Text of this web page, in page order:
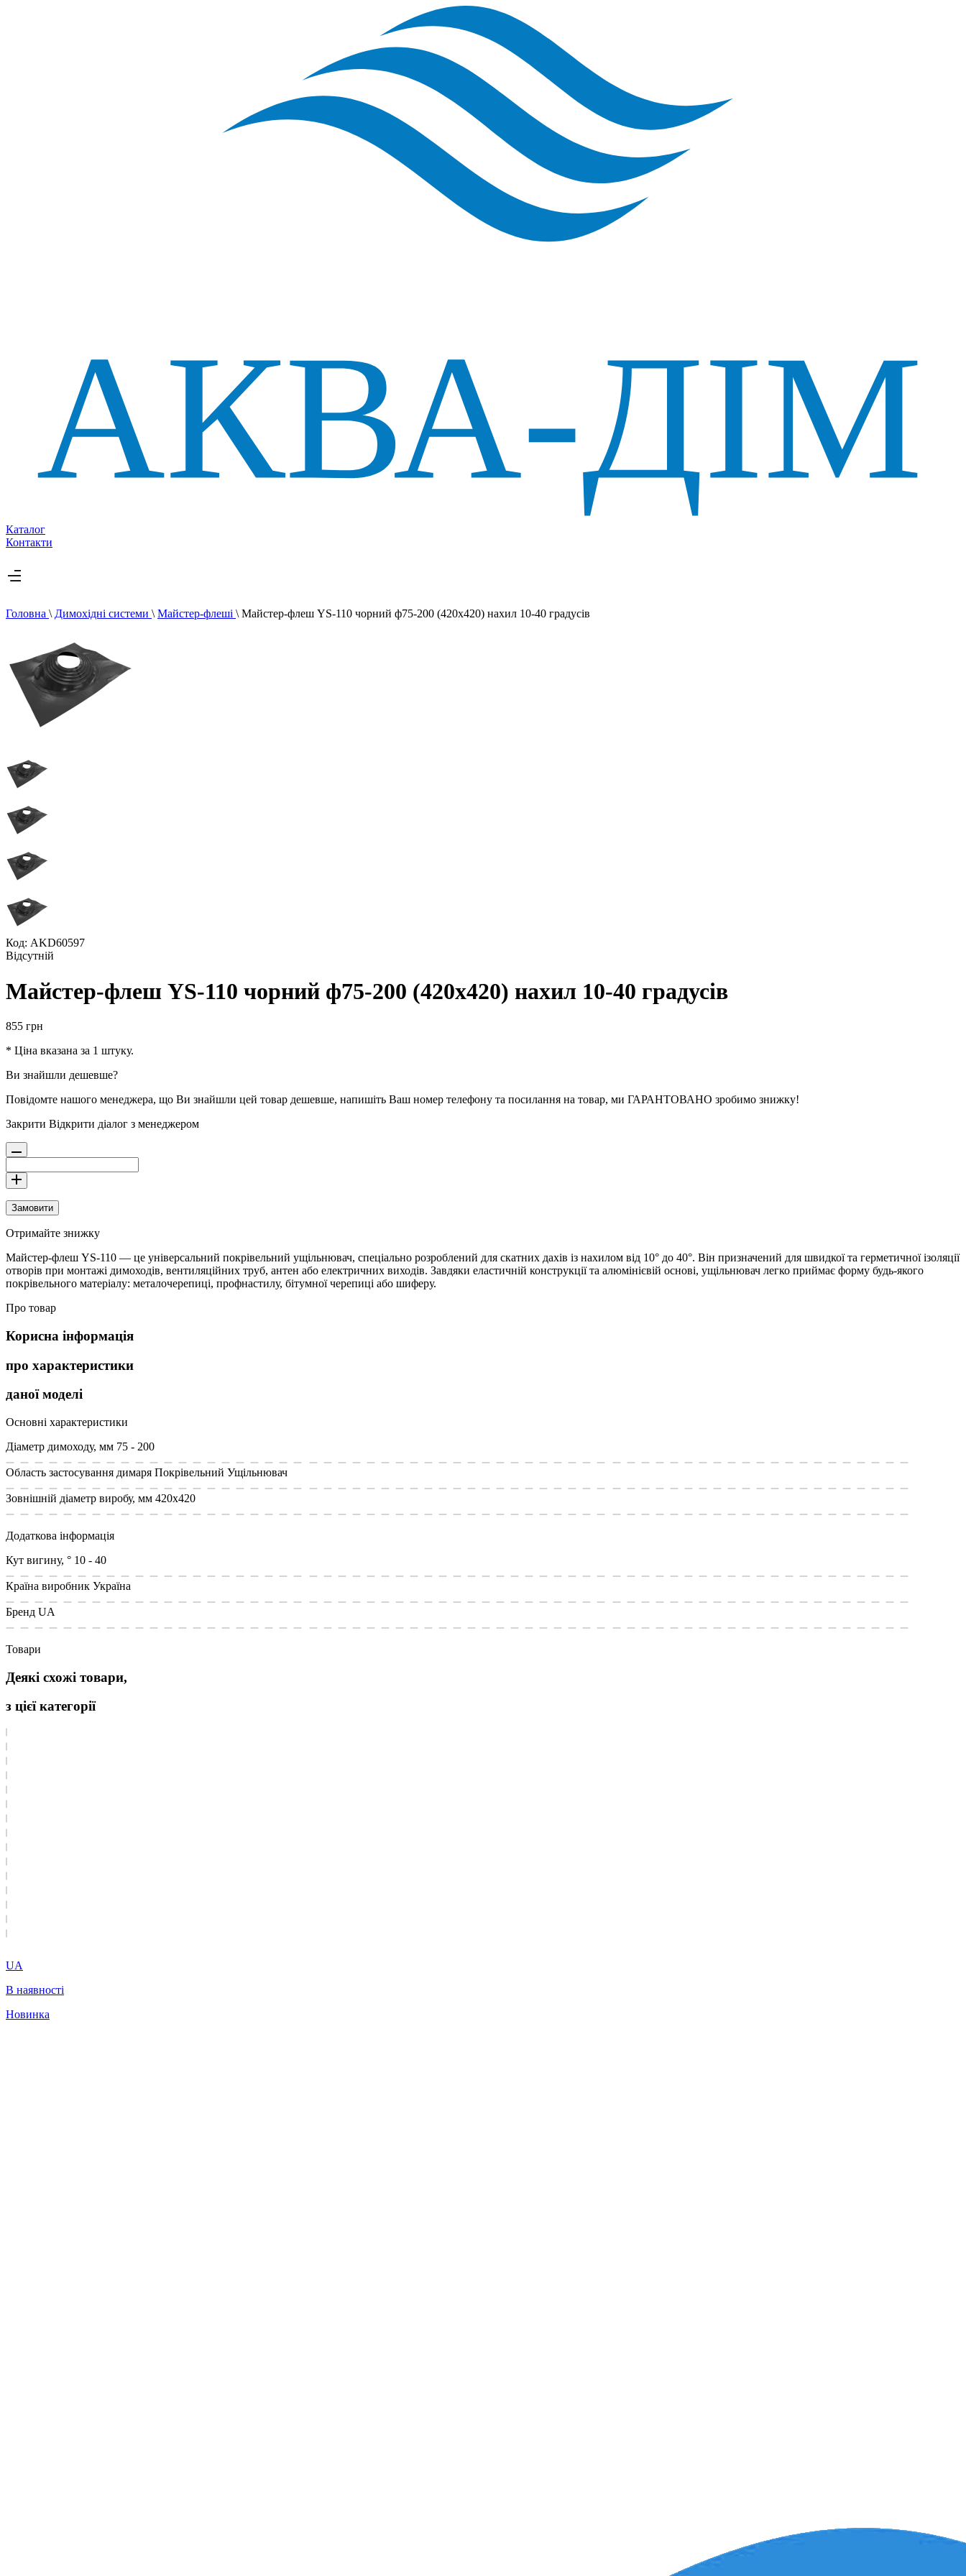
Каталог
Контакти
Головна \ Димохідні системи \ Майстер-флеші \ Майстер-флеш YS-110 чорний ф75-200 (420х420) нахил 10-40 градусів
Код: AKD60597
Відсутній
Майстер-флеш YS-110 чорний ф75-200 (420х420) нахил 10-40 градусів
855 грн
* Ціна вказана за 1 штуку.
Ви знайшли дешевше?
Повідомте нашого менеджера, що Ви знайшли цей товар дешевше, напишіть Ваш номер телефону та посилання на товар, ми ГАРАНТОВАНО зробимо знижку!
Закрити Відкрити діалог з менеджером
Замовити
Отримайте знижку
Майстер-флеш YS-110 — це універсальний покрівельний ущільнювач, спеціально розроблений для скатних дахів із нахилом від 10° до 40°. Він призначений для швидкої та герметичної ізоляції
отворів при монтажі димоходів, вентиляційних труб, антен або електричних виходів. Завдяки еластичній конструкції та алюмінієвій основі, ущільнювач легко приймає форму будь-якого
покрівельного матеріалу: металочерепиці, профнастилу, бітумної черепиці або шиферу.
Про товар
Корисна інформація
про характеристики
даної моделі
Основні характеристики
Діаметр димоходу, мм 75 - 200
Область застосування димаря Покрівельний Ущільнювач
Зовнішній діаметр виробу, мм 420х420
Додаткова інформація
Кут вигину, ° 10 - 40
Країна виробник Україна
Бренд UA
Товари
Деякі схожі товари,
з цієї категорії
UA
В наявності
Новинка